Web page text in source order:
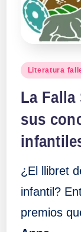
Publicado
Literatura
La Falla
sus
¿El llibret
infantil?
premios